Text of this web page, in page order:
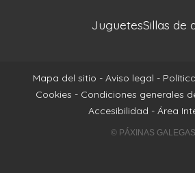
JuguetesSillas de
Mapa del sitio - Aviso legal -
Cookies - Condiciones generales
Accesibilidad - Área
© PÁXINAS GALEGAS